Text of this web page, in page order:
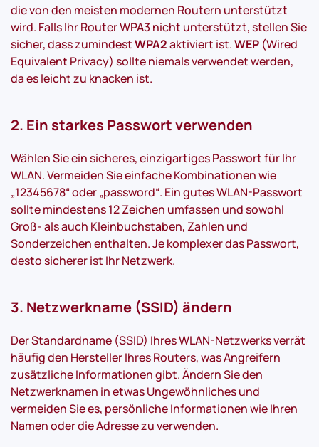
die von den meisten modernen Routern unterstützt
wird. Falls Ihr Router WPA3 nicht unterstützt, stellen Sie
sicher, dass zumindestWPA2aktiviert ist.WEP (Wired
Equivalent Privacy) sollte niemals verwendet werden,
da es leicht zu knacken ist.
2. Ein starkes Passwort verwenden
Wählen Sie ein sicheres, einzigartiges Passwort für Ihr
WLAN. Vermeiden Sie einfache Kombinationen wie
„12345678“ oder „password“. Ein gutes WLAN-Passwort
sollte mindestens 12 Zeichen umfassen und sowohl
Groß- als auch Kleinbuchstaben, Zahlen und
Sonderzeichen enthalten. Je komplexer das Passwort,
desto sicherer ist Ihr Netzwerk.
3. Netzwerkname (SSID) ändern
Der Standardname (SSID) Ihres WLAN-Netzwerks verrät
häufig den Hersteller Ihres Routers, was Angreifern
zusätzliche Informationen gibt. Ändern Sie den
Netzwerknamen in etwas Ungewöhnliches und
vermeiden Sie es, persönliche Informationen wie Ihren
Namen oder die Adresse zu verwenden.